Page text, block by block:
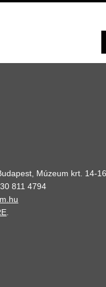
Múzeum krt. 14-
811 4794